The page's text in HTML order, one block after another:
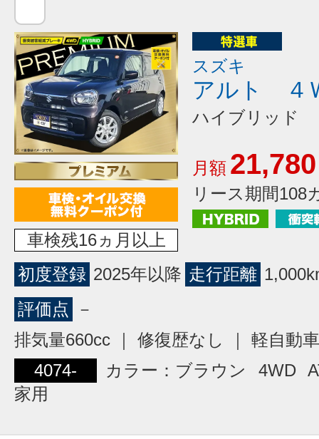
車検残16ヵ月以上
スズキ
アルト ４
ハイブリッド
月額 21,780
リース期間108
初度登録 2025年以降 走行距離
評価点
－
排気量660cc ｜ 修復歴なし ｜ 軽自動車
4074-
カラー：ブラウン 4WD
家用